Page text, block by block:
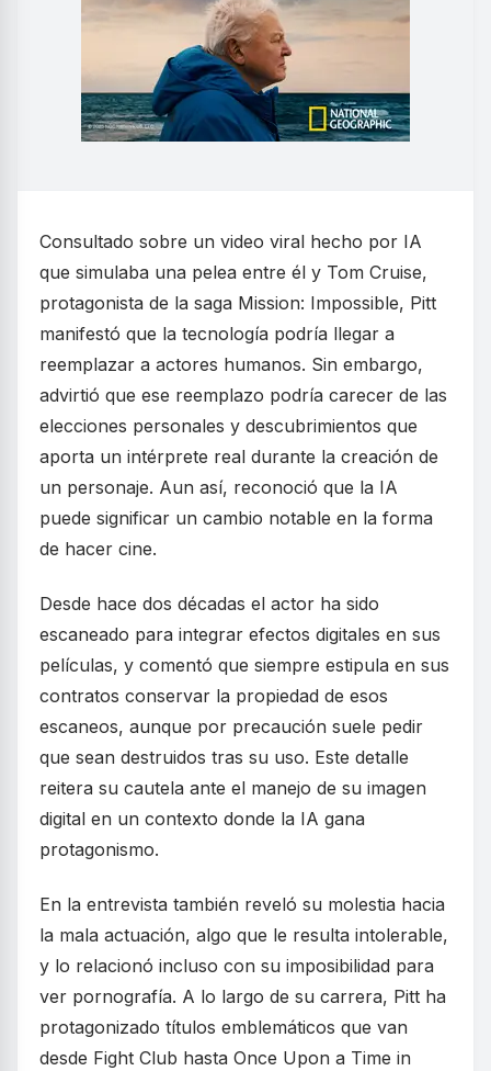
Consultado sobre un video viral hecho por IA
que simulaba una pelea entre él y Tom Cruise,
protagonista de la saga Mission: Impossible, Pitt
manifestó que la tecnología podría llegar a
reemplazar a actores humanos. Sin embargo,
advirtió que ese reemplazo podría carecer de las
elecciones personales y descubrimientos que
aporta un intérprete real durante la creación de
un personaje. Aun así, reconoció que la IA
puede significar un cambio notable en la forma
de hacer cine.
Desde hace dos décadas el actor ha sido
escaneado para integrar efectos digitales en sus
películas, y comentó que siempre estipula en sus
contratos conservar la propiedad de esos
escaneos, aunque por precaución suele pedir
que sean destruidos tras su uso. Este detalle
reitera su cautela ante el manejo de su imagen
digital en un contexto donde la IA gana
protagonismo.
En la entrevista también reveló su molestia hacia
la mala actuación, algo que le resulta intolerable,
y lo relacionó incluso con su imposibilidad para
ver pornografía. A lo largo de su carrera, Pitt ha
protagonizado títulos emblemáticos que van
desde Fight Club hasta Once Upon a Time in